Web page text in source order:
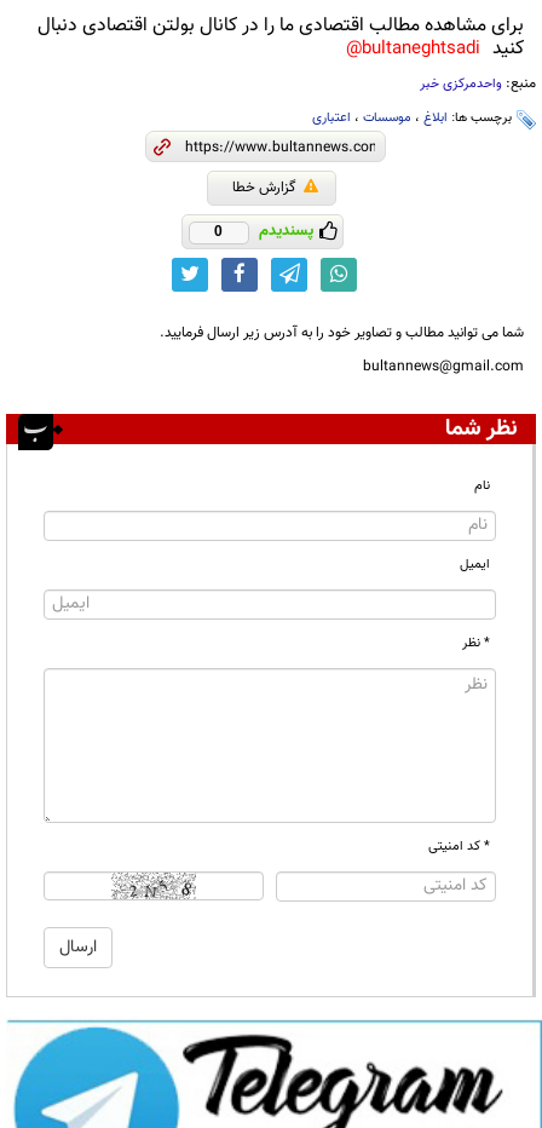
برای مشاهده مطالب اقتصادی ما را در کانال بولتن اقتصادی دنبال
کنید bultaneghtsadi@
منبع: واحدمرکزی خبر
برچسب ها: ابلاغ ، موسسات ، اعتباری
گزارش خطا
پسندیدم 0
شما می توانید مطالب و تصاویر خود را به آدرس زیر ارسال فرمایید.
bultannews@gmail.com
نظر شما
نام
ایمیل
* نظر
* کد امنیتی